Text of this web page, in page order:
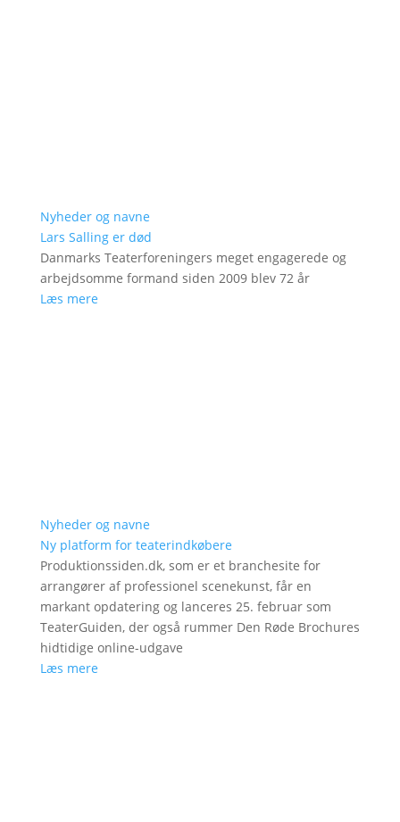
Nyheder og navne
Lars Salling er død
Danmarks Teaterforeningers meget engagerede og
arbejdsomme formand siden 2009 blev 72 år
Læs mere
Nyheder og navne
Ny platform for teaterindkøbere
Produktionssiden.dk, som er et branchesite for
arrangører af professionel scenekunst, får en
markant opdatering og lanceres 25. februar som
TeaterGuiden, der også rummer Den Røde Brochures
hidtidige online-udgave
Læs mere